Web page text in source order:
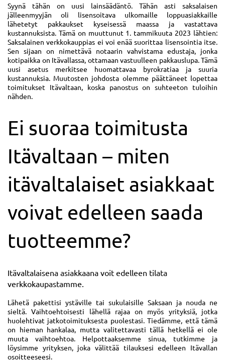
Syynä tähän on uusi lainsäädäntö. Tähän asti saksalaisen
jälleenmyyjän oli lisensoitava ulkomaille loppuasiakkaille
lähetetyt pakkaukset kyseisessä maassa ja vastattava
kustannuksista. Tämä on muuttunut 1. tammikuuta 2023 lähtien:
Saksalainen verkkokauppias ei voi enää suorittaa lisensointia itse.
Sen sijaan on nimettävä notaarin vahvistama edustaja, jonka
kotipaikka on Itävallassa, ottamaan vastuulleen pakkauslupa. Tämä
uusi asetus merkitsee huomattavaa byrokratiaa ja suuria
kustannuksia. Muutosten johdosta olemme päättäneet lopettaa
toimitukset Itävaltaan, koska panostus on suhteeton tuloihin
nähden.
Ei suoraa toimitusta
Itävaltaan – miten
itävaltalaiset asiakkaat
voivat edelleen saada
tuotteemme?
Itävaltalaisena asiakkaana voit edelleen tilata
verkkokaupastamme.
Lähetä pakettisi ystäville tai sukulaisille Saksaan ja nouda ne
sieltä. Vaihtoehtoisesti lähellä rajaa on myös yrityksiä, jotka
huolehtivat jatkotoimituksesta puolestasi. Tiedämme, että tämä
on hieman hankalaa, mutta valitettavasti tällä hetkellä ei ole
muuta vaihtoehtoa. Helpottaaksemme sinua, tutkimme ja
löysimme yrityksen, joka välittää tilauksesi edelleen Itävallan
osoitteeseesi.